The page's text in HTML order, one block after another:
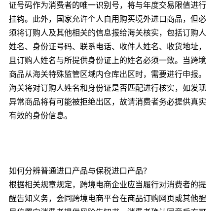
证号码作为消费者的唯一识别号，将与年度交易限值进行
挂钩。此外，国家允许个人自用购买境外进口商品，但必
须将订购人及其他相关的信息报给海关核实，包括订购人
姓名、身份证号码、联系电话、收件人姓名、收货地址，
且订购人姓名与所提供身份证上的姓名必须一致。当跨境
商品从海关特殊监管区域内仓库出区时，需要进行申报。
海关将对订购人姓名和身份证是否匹配进行核实，如发现
异常商品将有可能被拒绝出区，故请消费者务必提供真实
有效的身份信息。
如何分辨普通进口产品与保税进口产品？
根据相关规章规定，跨境电商企业应当履行对消费者的提
醒告知义务，会同跨境电商平台在商品订购网页或其他醒